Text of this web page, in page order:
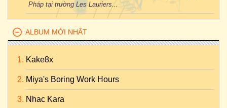
Pháp tại trường Les Lauriers...
ALBUM MỚI NHẤT
Kake8x
Miya's Boring Work Hours
Nhac Kara